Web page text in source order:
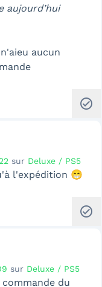
aujourd’hui
aucun
check_circle
sur Deluxe / PS5
l'expédition 😁
check_circle
sur Deluxe / PS5
du